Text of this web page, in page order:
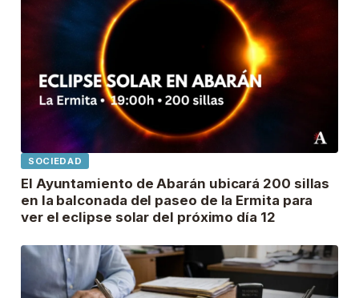
SOCIEDAD
El Ayuntamiento de Abarán ubicará 200 sillas
en la balconada del paseo de la Ermita para
ver el eclipse solar del próximo día 12